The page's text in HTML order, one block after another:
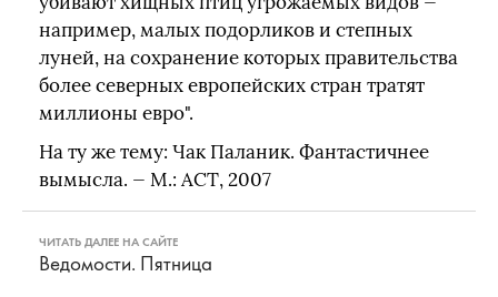
например, малых подорликов и степных
луней, на сохранение которых правительства
более северных европейских стран тратят
миллионы евро".
На ту же тему: Чак Паланик. Фантастичнее
вымысла. — М.: АСТ, 2007
ЧИТАТЬ ДАЛЕЕ НА САЙТЕ
Ведомости. Пятница